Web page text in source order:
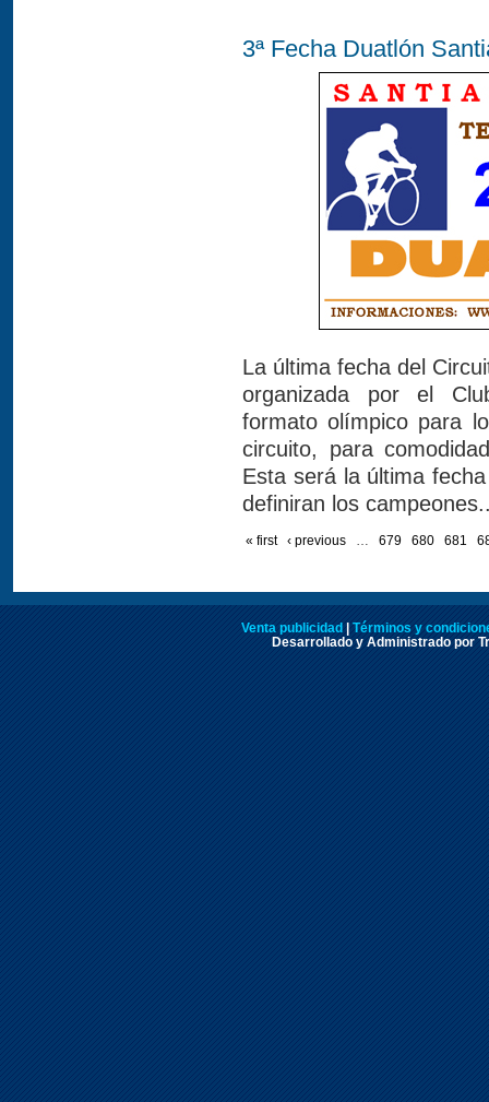
3ª Fecha Duatlón
La última fecha del
organizada por el
formato olímpico para
circuito, para
Esta será la última
definiran los
« first ‹ previous … 679 680 681
Venta publicidad
Términos y
Desarrollado y Administrado por